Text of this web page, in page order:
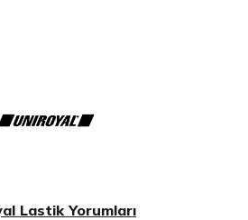
Lastik Yorumları